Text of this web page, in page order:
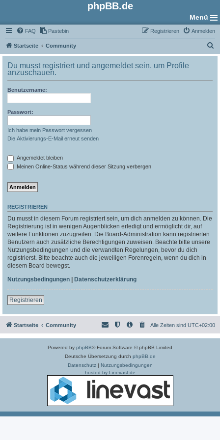
phpBB.de
Menü
FAQ Pastebin Anmelden
Registrieren
Startseite Community
u
Du musst registriert und angemeldet sein, um Profile
anzuschauen.
Benutzername:
Passwort:
Ich habe mein Passwort vergessen
Die Aktivierungs-E-Mail erneut senden
Angemeldet bleiben
Meinen Online-Status während dieser Sitzung verbergen
REGISTRIEREN
Du musst in diesem Forum registriert sein, um dich anmelden zu können. Die
Registrierung ist in wenigen Augenblicken erledigt und ermöglicht dir, auf
weitere Funktionen zuzugreifen. Die Board-Administration kann registrierten
Benutzern auch zusätzliche Berechtigungen zuweisen. Beachte bitte unsere
Nutzungsbedingungen und die verwandten Regelungen, bevor du dich
registrierst. Bitte beachte auch die jeweiligen Forenregeln, wenn du dich in
diesem Board bewegst.
Nutzungsbedingungen | Datenschutzerklärung
Registrieren
Startseite Community Alle Zeiten sind UTC+02:00
Powered by phpBB® Forum Software © phpBB Limited
Deutsche Übersetzung durch phpBB.de
Datenschutz| Nutzungsbedingungen
hosted by Linevast.de